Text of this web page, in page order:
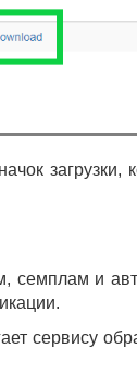
загрузки,
семплам и
сервису